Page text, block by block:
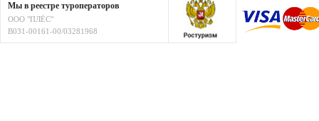
Мы в реестре туроператоров
ООО "ПЛЁС"
В031-00161-00/03281968